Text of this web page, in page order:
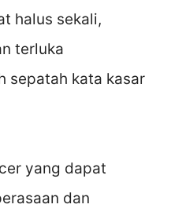
halus sekali,
terluka
sepatah kata kasar
yang dapat
dan